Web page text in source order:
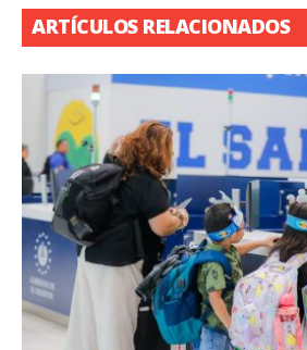
ARTÍCULOS RELACIONADOS